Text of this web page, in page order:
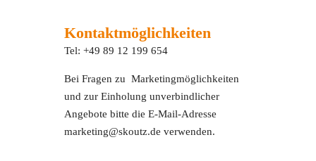
Kontaktmöglichkeiten
Tel: +49 89 12 199 654
Bei Fragen zu Marketingmöglichkeiten
und zur Einholung unverbindlicher
Angebote bitte die E-Mail-Adresse
marketing@skoutz.de verwenden.